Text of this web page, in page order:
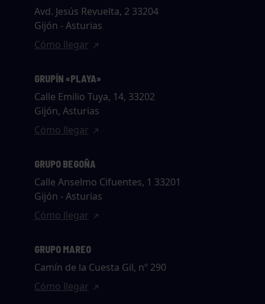
Avd. Jesús Revuelta, 2 33204
Gijón - Asturias
Cómo llegar
GRUPÍN «PLAYA»
Calle Emilio Tuya, 14, 33202
Gijón, Asturias
Cómo llegar
GRUPO BEGOÑA
Calle Anselmo Cifuentes, 1 33201
Gijón - Asturias
Cómo llegar
GRUPO MAREO
Camín de la Cuesta Gil, nº 290
Cómo llegar